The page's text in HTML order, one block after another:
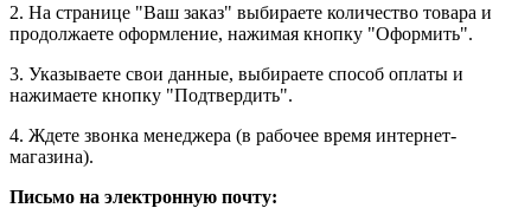
2. На странице "Ваш заказ" выбираете количество товара и
продолжаете оформление, нажимая кнопку "Оформить".
3. Указываете свои данные, выбираете способ оплаты и
нажимаете кнопку "Подтвердить".
4. Ждете звонка менеджера (в рабочее время интернет-
магазина).
Письмо на электронную почту: